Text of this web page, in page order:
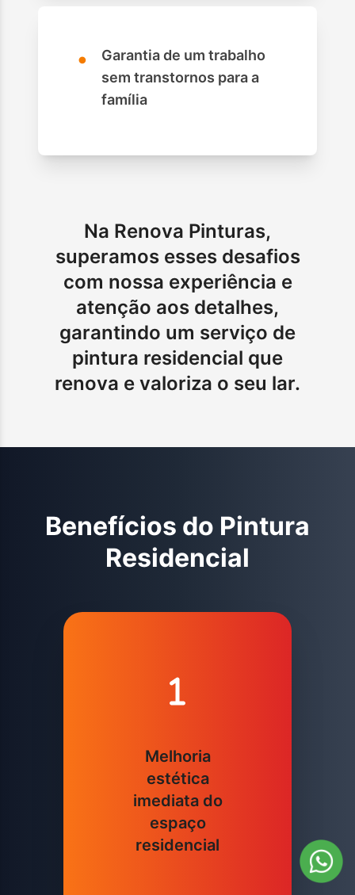
•
Garantia de um trabalho
sem transtornos para a
família
Na Renova Pinturas,
superamos esses desafios
com nossa experiência e
atenção aos detalhes,
garantindo um serviço de
pintura residencial que
renova e valoriza o seu lar.
Benefícios do Pintura
Residencial
Melhoria
estética
imediata do
espaço
residencial